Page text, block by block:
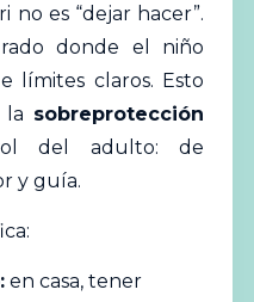
no es “dejar hacer”.
donde el niño
límites claros. Esto
la sobreprotección
del adulto: de
y guía.
en casa, tener